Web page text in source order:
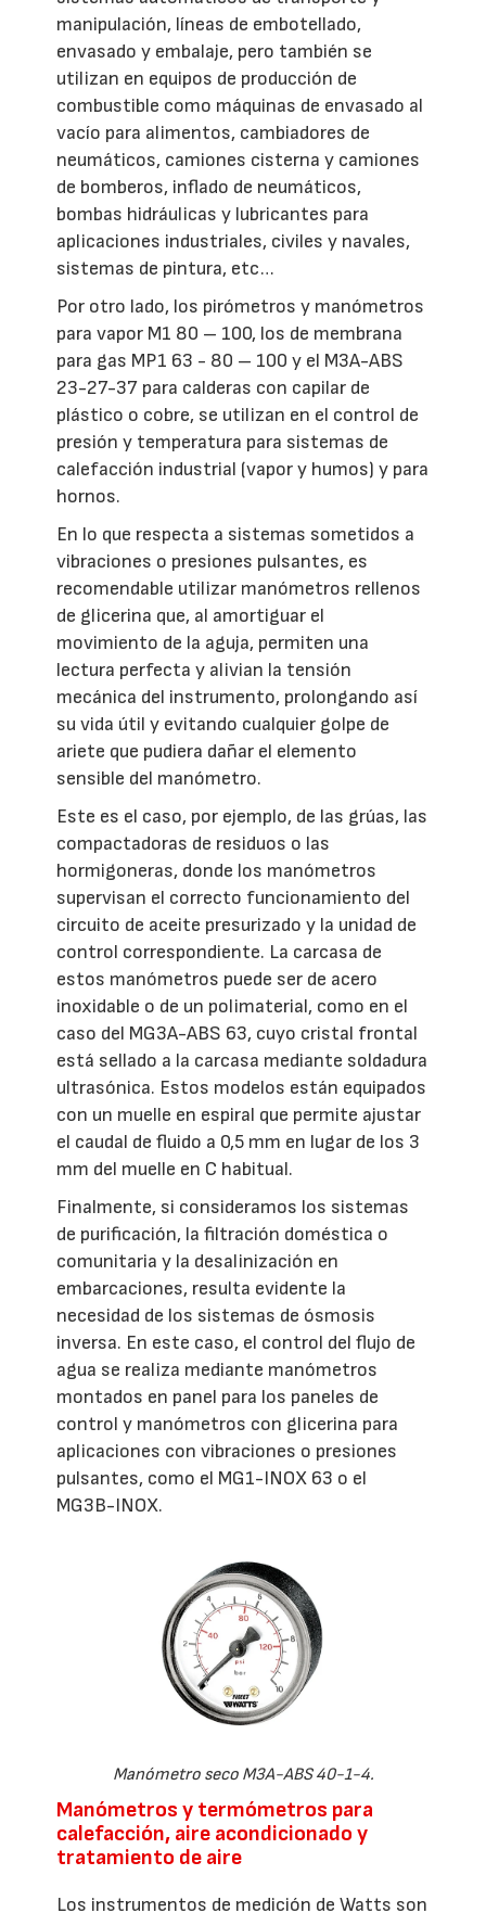
manipulación, líneas de embotellado,
envasado y embalaje, pero también se
utilizan en equipos de producción de
combustible como máquinas de envasado al
vacío para alimentos, cambiadores de
neumáticos, camiones cisterna y camiones
de bomberos, inflado de neumáticos,
bombas hidráulicas y lubricantes para
aplicaciones industriales, civiles y navales,
sistemas de pintura, etc…
Por otro lado, los pirómetros y manómetros
para vapor M1 80 – 100, los de membrana
para gas MP1 63 - 80 – 100 y el M3A-ABS
23-27-37 para calderas con capilar de
plástico o cobre, se utilizan en el control de
presión y temperatura para sistemas de
calefacción industrial (vapor y humos) y para
hornos.
En lo que respecta a sistemas sometidos a
vibraciones o presiones pulsantes, es
recomendable utilizar manómetros rellenos
de glicerina que, al amortiguar el
movimiento de la aguja, permiten una
lectura perfecta y alivian la tensión
mecánica del instrumento, prolongando así
su vida útil y evitando cualquier golpe de
ariete que pudiera dañar el elemento
sensible del manómetro.
Este es el caso, por ejemplo, de las grúas, las
compactadoras de residuos o las
hormigoneras, donde los manómetros
supervisan el correcto funcionamiento del
circuito de aceite presurizado y la unidad de
control correspondiente. La carcasa de
estos manómetros puede ser de acero
inoxidable o de un polimaterial, como en el
caso del MG3A-ABS 63, cuyo cristal frontal
está sellado a la carcasa mediante soldadura
ultrasónica. Estos modelos están equipados
con un muelle en espiral que permite ajustar
el caudal de fluido a 0,5 mm en lugar de los 3
mm del muelle en C habitual.
Finalmente, si consideramos los sistemas
de purificación, la filtración doméstica o
comunitaria y la desalinización en
embarcaciones, resulta evidente la
necesidad de los sistemas de ósmosis
inversa. En este caso, el control del flujo de
agua se realiza mediante manómetros
montados en panel para los paneles de
control y manómetros con glicerina para
aplicaciones con vibraciones o presiones
pulsantes, como el MG1-INOX 63 o el
MG3B-INOX.
Manómetro seco M3A-ABS 40-1-4.
Manómetros y termómetros para
calefacción, aire acondicionado y
tratamiento de aire
Los instrumentos de medición de Watts son